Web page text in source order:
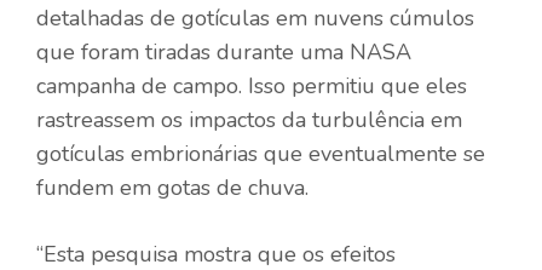
detalhadas de gotículas em nuvens cúmulos
que foram tiradas durante uma NASA
campanha de campo. Isso permitiu que eles
rastreassem os impactos da turbulência em
gotículas embrionárias que eventualmente se
fundem em gotas de chuva.
“Esta pesquisa mostra que os efeitos